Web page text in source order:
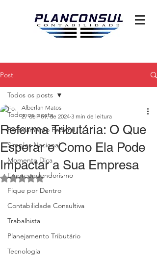
Post
Todos os posts
Parcelamento Federal
Simples Nacional
Momento Dica
Empreendendorismo
Fique por Dentro
Contabilidade Consultiva
Trabalhista
Planejamento Tributário
Tecnologia
Todos os posts
Reforma Tributária: O Que
Esperar e Como Ela Pode
Impactar a Sua Empresa
Alberlan Matos
27 de nov. de 2024 3 min de leitura
Avaliado com NaN de 5 estrelas.